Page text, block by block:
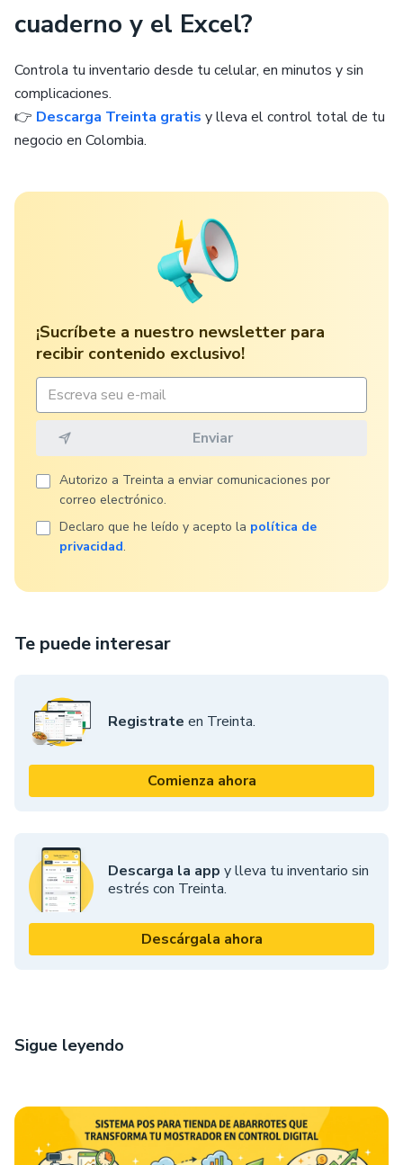
Te puede interesar
Registrate en Treinta.
Comienza ahora
Descarga la app y lleva tu inventario sin
estrés con Treinta.
Descárgala ahora
cuaderno y el Excel?
Controla tu inventario desde tu celular, en minutos y sin
complicaciones.
👉 Descarga Treinta gratis y lleva el control total de tu
negocio en Colombia.
¡Sucríbete a nuestro newsletter para
recibir contenido exclusivo!
Autorizo ​​a Treinta a enviar comunicaciones por
correo electrónico.
Declaro que he leído y acepto la política de
privacidad.
Sigue leyendo